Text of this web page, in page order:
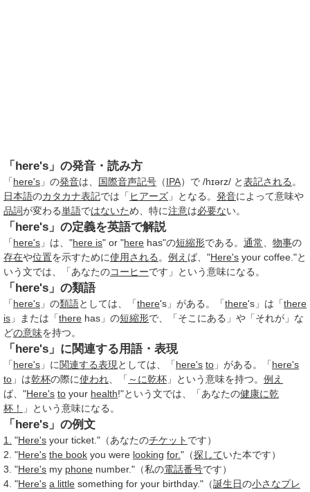
「here's」の発音・読み方
「here's 」の発音は、 国際音声記号 （IPA）で /hɪərz/ と表記される 。
日本語のカタカナ表記では「 ヒアーズ 」となる。 発音によって意味や
品詞が変わる単語ではないため、特に注意は必要ない。
「here's」の定義を英語で解説
「here's 」は、"here is" or "here has"の短縮形である。 通常 物事の
存在や位置を示すために使用される 。 例え ば、"Here's your coffee."と
いう文では、「あなたのコーヒーです」という意味になる。
「here's」の類語
「here's 」の類語としては、「there's」がある。「there's」は「there
is 」または「there has」の短縮形で、「そこにある」や「それが」な
どの意味を持つ。
「here's」に関連する用語・表現
「here's 」に関連する表現 としては、「here's to 」がある。「here's
to 」は乾杯の際に使われ 、「 ～に乾杯 」という意味を持つ。 例え
ば、"Here's to your health!"という文では、「あなたの健康に乾
杯！
」という意味になる。
「here's」の例文
1. "Here's your ticket."（あなたのチケット です）
2. "Here's the book you were looking for."（探していた本です）
3. "Here's my phone number."（私の電話番号です）
4. "Here's a little something for your birthday."（誕生日の小さなプレ